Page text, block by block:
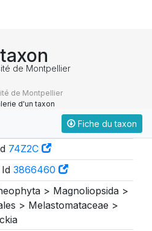
de Montpellier
de Montpellier
d'un taxon
Fiche du taxon
74Z2C
3866460
> Magnoliopsida >
> Melastomataceae >